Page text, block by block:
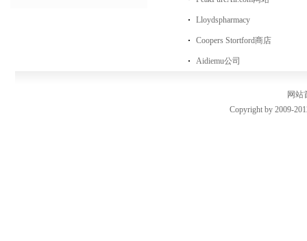
Lloydspharmacy
Coopers Stortford商店
Aidiemu公司
网站
Copyright by 2009-